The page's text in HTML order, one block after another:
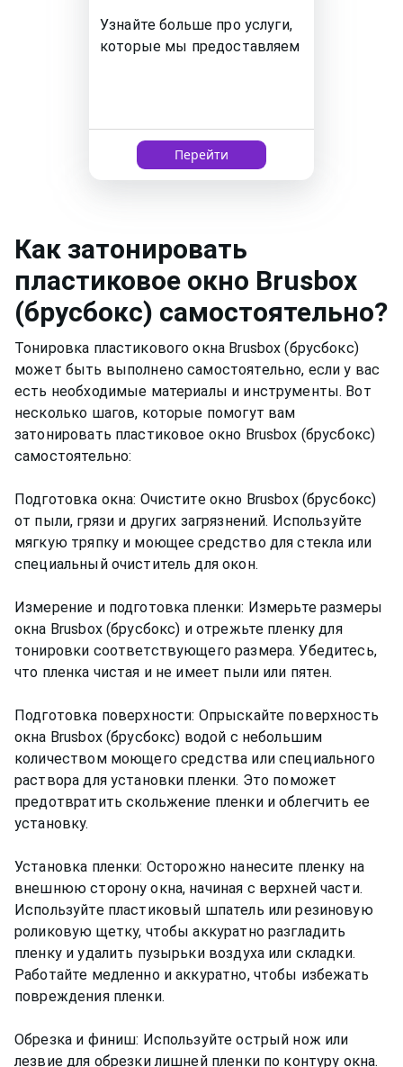
Узнайте больше про услуги,
которые мы предоставляем
Перейти
Как затонировать
пластиковое окно Brusbox
(брусбокс) самостоятельно?
Тонировка пластикового окна Brusbox (брусбокс)
может быть выполнено самостоятельно, если у вас
есть необходимые материалы и инструменты. Вот
несколько шагов, которые помогут вам
затонировать пластиковое окно Brusbox (брусбокс)
самостоятельно:
Подготовка окна: Очистите окно Brusbox (брусбокс)
от пыли, грязи и других загрязнений. Используйте
мягкую тряпку и моющее средство для стекла или
специальный очиститель для окон.
Измерение и подготовка пленки: Измерьте размеры
окна Brusbox (брусбокс) и отрежьте пленку для
тонировки соответствующего размера. Убедитесь,
что пленка чистая и не имеет пыли или пятен.
Подготовка поверхности: Опрыскайте поверхность
окна Brusbox (брусбокс) водой с небольшим
количеством моющего средства или специального
раствора для установки пленки. Это поможет
предотвратить скольжение пленки и облегчить ее
установку.
Установка пленки: Осторожно нанесите пленку на
внешнюю сторону окна, начиная с верхней части.
Используйте пластиковый шпатель или резиновую
роликовую щетку, чтобы аккуратно разгладить
пленку и удалить пузырьки воздуха или складки.
Работайте медленно и аккуратно, чтобы избежать
повреждения пленки.
Обрезка и финиш: Используйте острый нож или
лезвие для обрезки лишней пленки по контуру окна.